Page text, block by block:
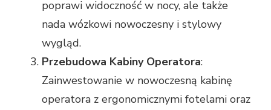
poprawi widoczność w nocy, ale także
nada wózkowi nowoczesny i stylowy
wygląd.
Przebudowa Kabiny Operatora:
Zainwestowanie w nowoczesną kabinę
operatora z ergonomicznymi fotelami oraz